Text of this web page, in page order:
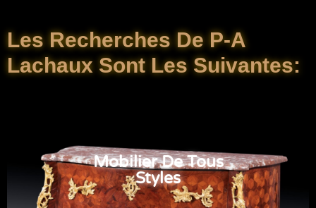
Les Recherches De P-A
Lachaux Sont Les Suivantes:
Mobilier De Tous
Styles